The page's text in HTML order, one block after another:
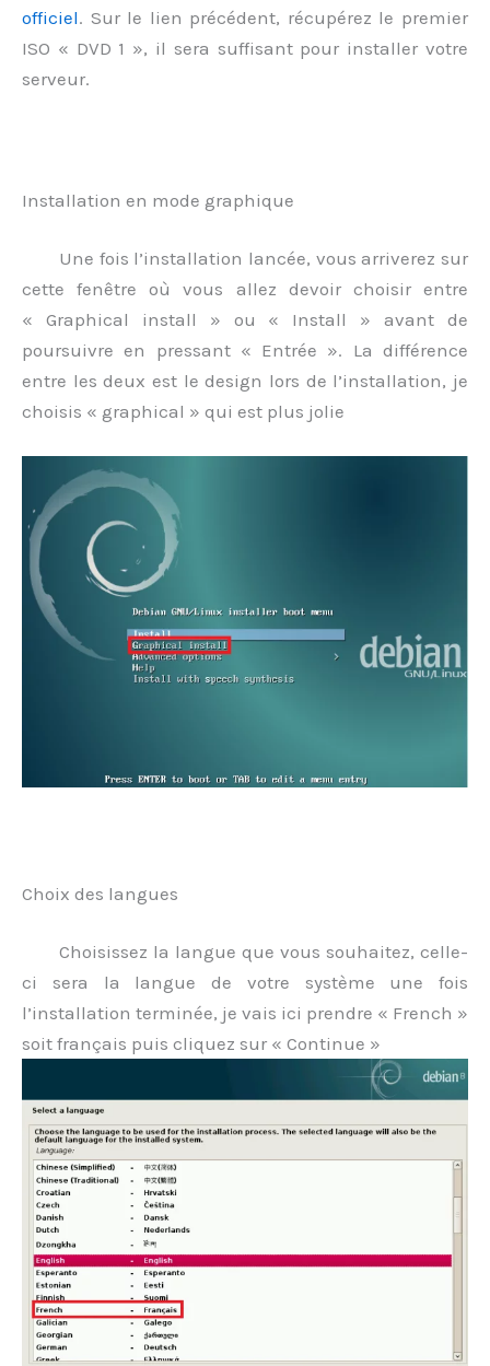
officiel. Sur le lien précédent, récupérez le premier
ISO « DVD 1 », il sera suffisant pour installer votre
serveur.
Installation en mode graphique
Une fois l’installation lancée, vous arriverez sur
cette fenêtre où vous allez devoir choisir entre
« Graphical install » ou « Install » avant de
poursuivre en pressant « Entrée ». La différence
entre les deux est le design lors de l’installation, je
choisis « graphical » qui est plus jolie
Choix des langues
Choisissez la langue que vous souhaitez, celle-
ci sera la langue de votre système une fois
l’installation terminée, je vais ici prendre « French »
soit français puis cliquez sur « Continue »